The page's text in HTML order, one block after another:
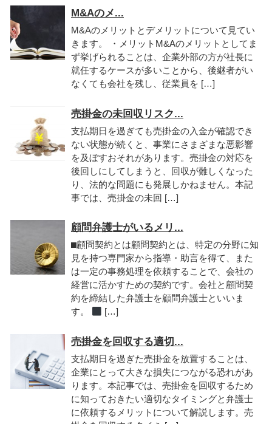
M&Aのメ...
M&Aのメリットとデメリットについて見てい
きます。 ・メリットM&Aのメリットとしてま
ず挙げられることは、企業外部の方が社長に
就任するケースが多いことから、後継者がい
なくても会社を残し、従業員を […]
売掛金の未回収リスク...
支払期日を過ぎても売掛金の入金が確認でき
ない状態が続くと、事業にさまざまな悪影響
を及ぼすおそれがあります。売掛金の対応を
後回しにしてしまうと、回収が難しくなった
り、法的な問題にも発展しかねません。本記
事では、売掛金の未回 […]
顧問弁護士がいるメリ...
⬛︎顧問契約とは顧問契約とは、特定の分野に知
見を持つ専門家から指導・助言を得て、また
は一定の事務処理を依頼することで、会社の
経営に活かすための契約です。会社と顧問契
約を締結した弁護士を顧問弁護士といいま
す。
[…]
売掛金を回収する適切...
支払期日を過ぎた売掛金を放置することは、
企業にとって大きな損失につながる恐れがあ
ります。本記事では、売掛金を回収するため
に知っておきたい適切なタイミングと弁護士
に依頼するメリットについて解説します。売